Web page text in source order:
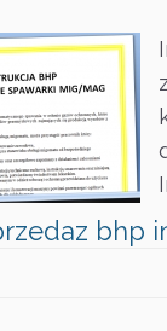
bhp